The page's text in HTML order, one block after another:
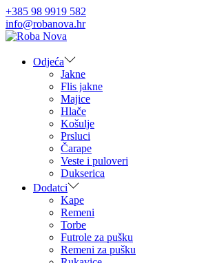
+385 98 9919 582
info@robanova.hr
Skip
navigation
Skip
contentOdjeća
Jakne
Flis jakne
Majice
Hlače
Košulje
Prsluci
Čarape
Veste i puloveri
Dukserica
Dodatci
Kape
Remeni
Torbe
Futrole za pušku
Remeni za pušku